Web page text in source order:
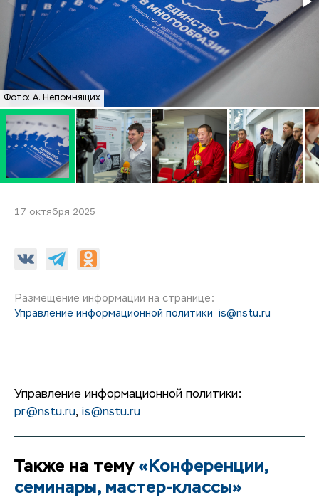
Фото: А. Непомнящих
17 октября 2025
Размещение информации на странице:
Управление информационной политики
is@nstu.ru
Управление информационной политики:
pr@nstu.ru, is@nstu.ru
Также на тему«Конференции,
семинары, мастер-классы»